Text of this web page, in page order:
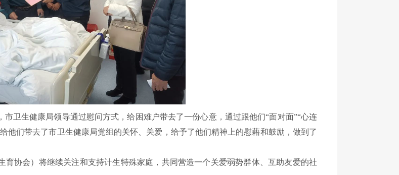
生健康局领导通过慰问方式，给困难户带去了一份心意，通过跟他们“面对面”“心连
他们带去了市卫生健康局党组的关怀、关爱，给予了他们精神上的慰藉和鼓励，做到了
协会）将继续关注和支持计生特殊家庭，共同营造一个关爱弱势群体、互助友爱的社